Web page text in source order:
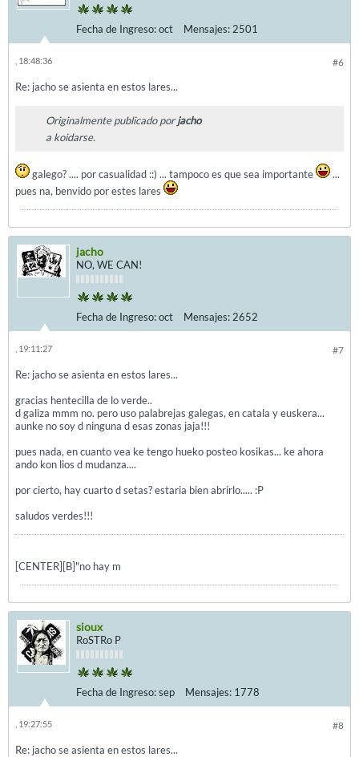
Fecha de Ingreso:oct Mensajes: 2501
#6
, 18:48:36
Re: jacho se asienta en estos lares...
Originalmente publicado porjacho
a koidarse.
galego? .... por casualidad ::) ... tampoco es que sea importante
...
pues na, benvido por estes lares
jacho
NO, WE CAN!
Fecha de Ingreso:oct Mensajes: 2652
#7
, 19:11:27
Re: jacho se asienta en estos lares...
gracias hentecilla de lo verde..
d galiza mmm no. pero uso palabrejas galegas, en catala y euskera...
aunke no soy d ninguna d esas zonas jaja!!!
pues nada, en cuanto vea ke tengo hueko posteo kosikas... ke ahora
ando kon lios d mudanza....
por cierto, hay cuarto d setas? estaria bien abrirlo..... :P
saludos verdes!!!
[CENTER][B]"no hay m
sioux
RoSTRo P
Fecha de Ingreso:sep Mensajes: 1778
#8
, 19:27:55
Re: jacho se asienta en estos lares...